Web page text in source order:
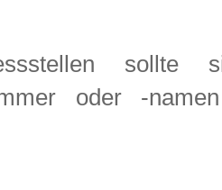
sollte
oder -